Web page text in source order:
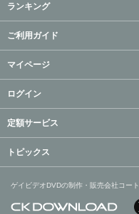
ランキング
ご利用ガイド
マイページ
ログイン
定額サービス
トピックス
ゲイビデオDVDの制作・販売会社コー